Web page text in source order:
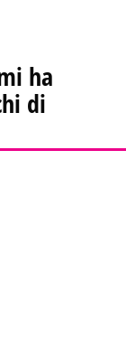
ha
di